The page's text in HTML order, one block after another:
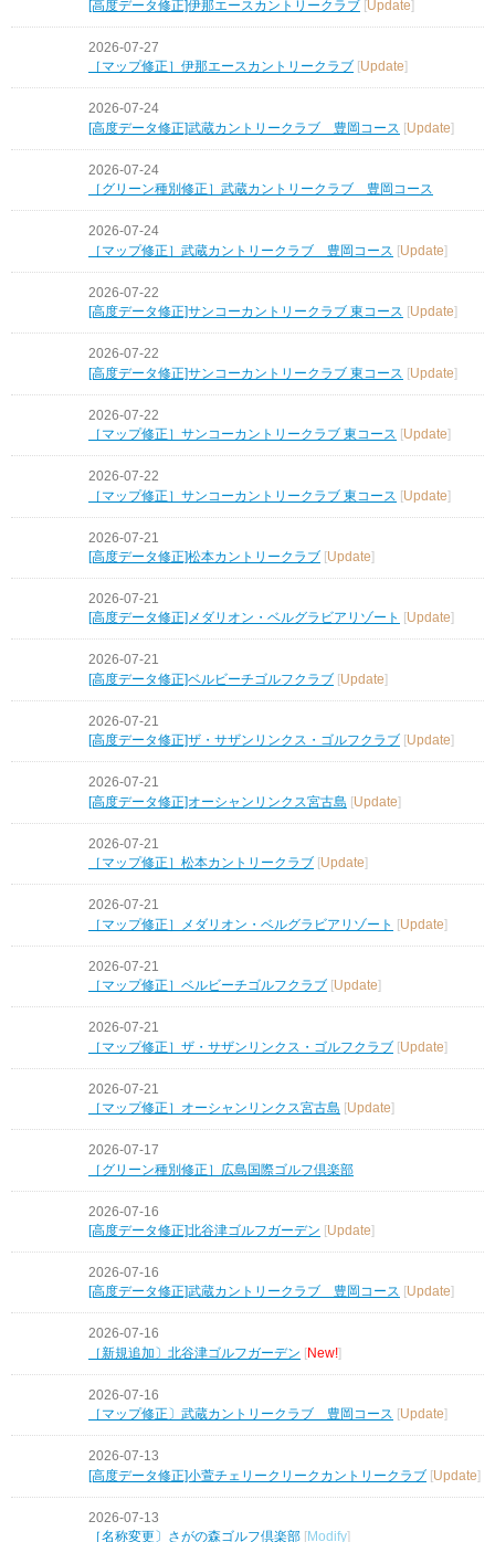
[高度データ修正]伊那エースカントリークラブ [Update]
2026-07-27
［マップ修正］伊那エースカントリークラブ
Update
2026-07-24
[高度データ修正]武蔵カントリークラブ 豊岡コース [Update]
2026-07-24
［グリーン種別修正］武蔵カントリークラブ 豊岡コース
2026-07-24
［マップ修正］武蔵カントリークラブ 豊岡コース [Update]
2026-07-22
[高度データ修正]サンコーカントリークラブ 東コース [Update]
2026-07-22
[高度データ修正]サンコーカントリークラブ 東コース [Update]
2026-07-22
［マップ修正］サンコーカントリークラブ 東コース [Update]
2026-07-22
［マップ修正］サンコーカントリークラブ 東コース [Update]
2026-07-21
[高度データ修正]松本カントリークラブ [Update]
2026-07-21
[高度データ修正]メダリオン・ベルグラビアリゾート
Update
2026-07-21
[高度データ修正]ベルビーチゴルフクラブ [Update]
2026-07-21
[高度データ修正]ザ・サザンリンクス・ゴルフクラブ
Update
2026-07-21
[高度データ修正]オーシャンリンクス宮古島 [Update]
2026-07-21
［マップ修正］松本カントリークラブ
Update
2026-07-21
［マップ修正］メダリオン・ベルグラビアリゾート
[Update]
2026-07-21
［マップ修正］ベルビーチゴルフクラブ [Update]
2026-07-21
［マップ修正］ザ・サザンリンクス・ゴルフクラブ [Update]
2026-07-21
［マップ修正］オーシャンリンクス宮古島 [Update]
2026-07-17
［グリーン種別修正］広島国際ゴルフ倶楽部
2026-07-16
[高度データ修正]北谷津ゴルフガーデン [Update]
2026-07-16
[高度データ修正]武蔵カントリークラブ 豊岡コース
Update
2026-07-16
［新規追加〕北谷津ゴルフガーデン [New!]
2026-07-16
［マップ修正〕武蔵カントリークラブ 豊岡コース
Update
2026-07-13
[高度データ修正]小萱チェリークリークカントリークラブ [Update]
2026-07-13
［名称変更〕さがの森ゴルフ倶楽部
Modify